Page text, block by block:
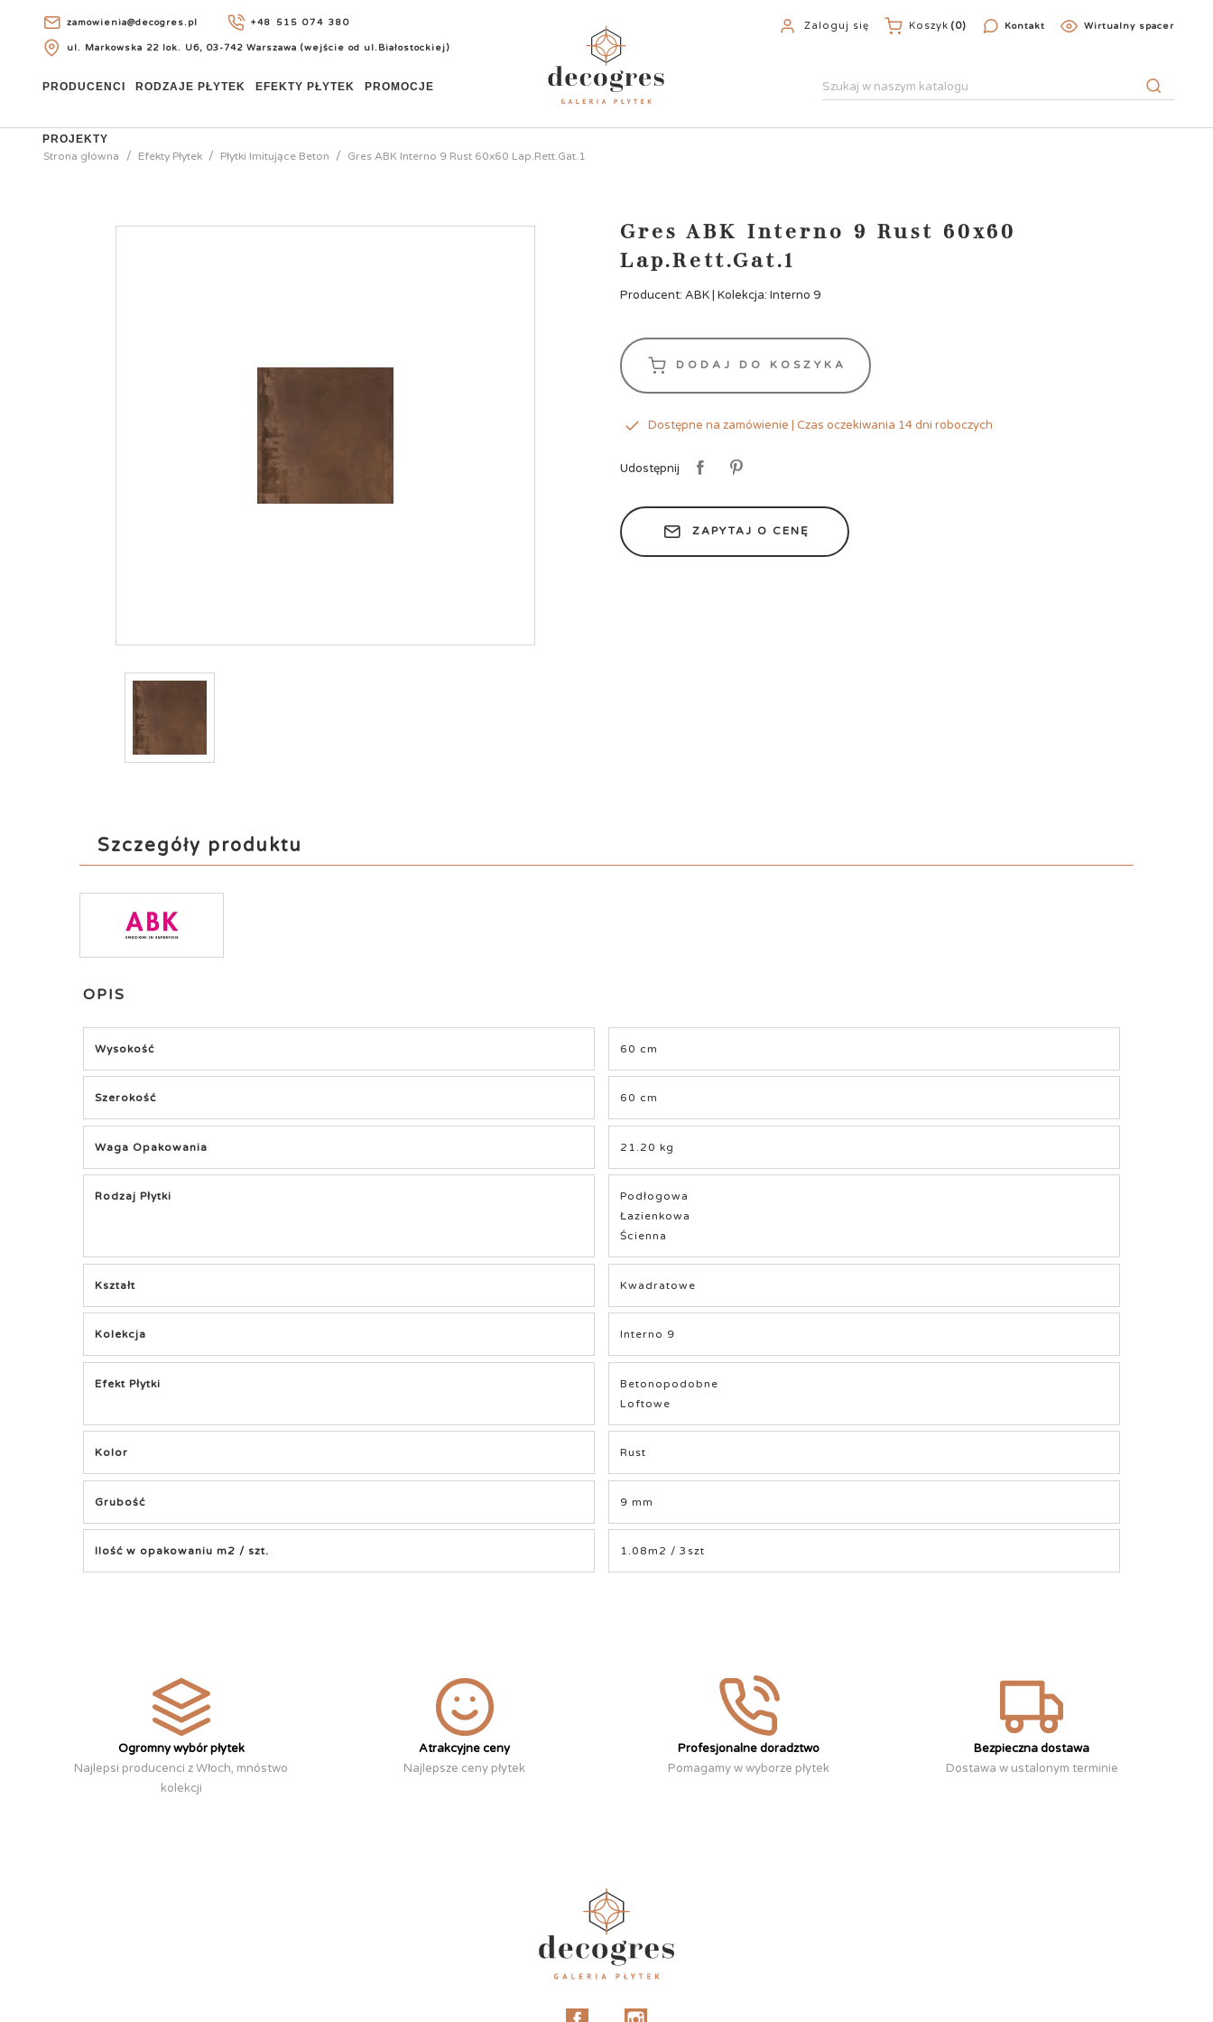
zamowienia@decogres.pl +48 515 074 380
ul. Markowska 22 lok. U6, 03-742 Warszawa (wejście od ul.Białostockiej)
Zaloguj się Koszyk (0) Kontakt Wirtualny spacer
PRODUCENCI RODZAJE PŁYTEK EFEKTY PŁYTEK PROMOCJE
PROJEKTY
Strona główna
Efekty Płytek Płytki Imitujące Beton Gres ABK Interno 9 Rust 60x60 Lap.Rett.Gat.1
Gres ABK Interno 9 Rust 60x60
Lap.Rett.Gat.1
Producent: ABK | Kolekcja: Interno 9
DODAJ DO KOSZYKA
Dostępne na zamówienie | Czas oczekiwania 14 dni roboczych
Udostępnij
ZAPYTAJ O CENĘ
Szczegóły produktu
OPIS
Wysokość 60 cm
Szerokość 60 cm
Waga Opakowania 21.20 kg
Rodzaj Płytki
Podłogowa
Łazienkowa
Ścienna
Kształt Kwadratowe
Kolekcja Interno 9
Efekt Płytki
Betonopodobne
Loftowe
Kolor Rust
Grubość 9 mm
Ilość w opakowaniu m2 / szt. 1.08m2 / 3szt
Ogromny wybór płytek
Najlepsi producenci z Włoch, mnóstwo
kolekcji
Atrakcyjne ceny
Najlepsze ceny płytek
Profesjonalne doradztwo
Pomagamy w wyborze płytek
Bezpieczna dostawa
Dostawa w ustalonym terminie
Facebook